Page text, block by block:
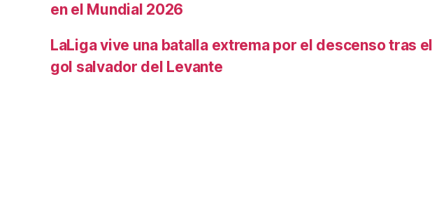
en el Mundial 2026
LaLiga vive una batalla extrema por el descenso tras el
gol salvador del Levante